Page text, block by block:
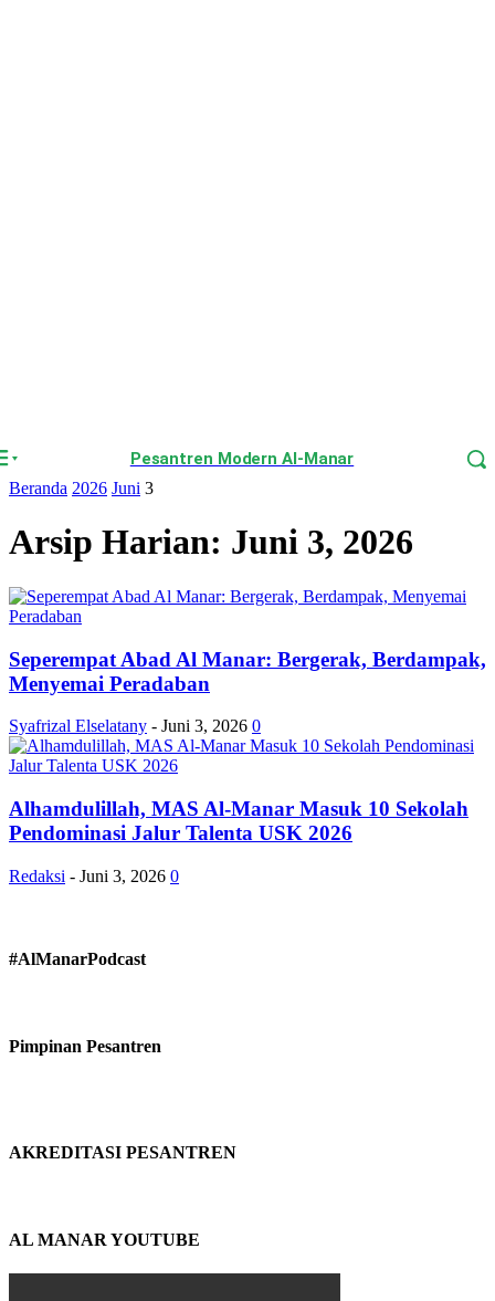
Pesantren Modern Al-Manar
Beranda 2026 Juni 3
Arsip Harian: Juni 3, 2026
Seperempat Abad Al Manar: Bergerak, Berdampak,
Menyemai Peradaban
Syafrizal Elselatany - Juni 3, 2026 0
Alhamdulillah, MAS Al-Manar Masuk 10 Sekolah
Pendominasi Jalur Talenta USK 2026
Redaksi - Juni 3, 2026 0
#AlManarPodcast
Pimpinan Pesantren
AKREDITASI PESANTREN
AL MANAR YOUTUBE